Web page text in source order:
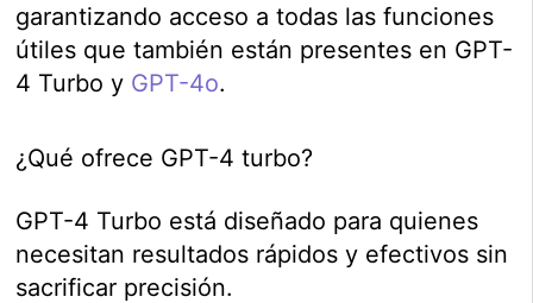
garantizando acceso a todas las funciones
útiles que también están presentes en GPT-
4 Turbo y GPT-4o.
¿Qué ofrece GPT-4 turbo?
GPT-4 Turbo está diseñado para quienes
necesitan resultados rápidos y efectivos sin
sacrificar precisión.